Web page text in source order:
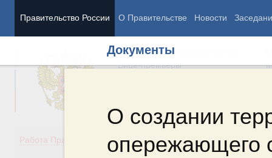
Правительство России О Правительстве Новости
Документы
О создании
опережающего
Председатель Правительства
Вице-премьеры
Работа Правительства
Демография
Здоровье